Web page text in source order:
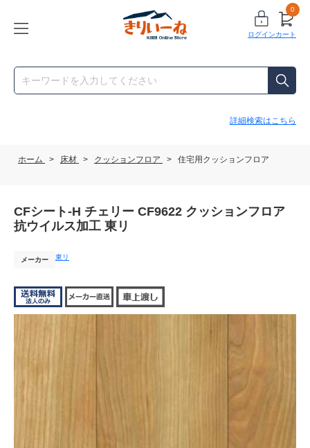
ログイン
0
カート
詳細検索はこちら
ホーム > 床材 > クッションフロア > 住宅用クッションフロア
CFシート-H チェリー CF9622 クッションフロア
抗ウイルス加工 東リ
メーカー 東リ